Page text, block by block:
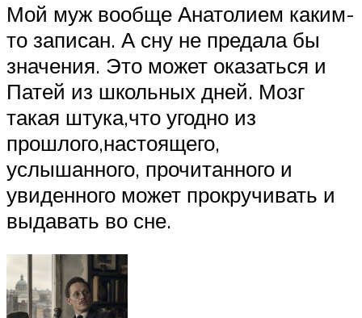
Мой муж вообще Анатолием каким-
то записан. А сну не предала бы
значения. Это может оказаться и
Патей из школьных дней. Мозг
такая штука,что угодно из
прошлого,настоящего,
услышанного, прочитанного и
увиденного может прокручивать и
выдавать во сне.